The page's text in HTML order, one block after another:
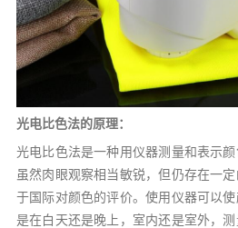
光电比色法的原理：
光电比色法是一种用仪器测量和表示颜
虽然肉眼观察相当敏锐，但仍存在一
于国际对颜色的评价。使用仪器可以
是在白天还是晚上，室内还是室外，